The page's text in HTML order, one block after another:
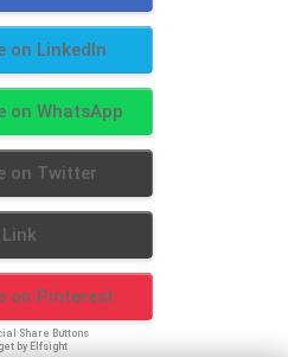
on LinkedIn
on WhatsApp
on Twitter
Link
on Pinterest
Share Buttons
by Elfsight